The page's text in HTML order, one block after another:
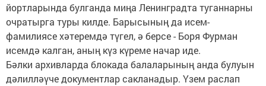
йортларында булганда миңа Ленинградта туганнарны
очратырга туры килде. Барысының да исем-
фамилиясе хәтеремдә түгел, ә берсе - Боря Фурман
исемдә калган, аның күз күреме начар иде.
Бәлки архивларда блокада балаларының анда булуын
дәлилләүче документлар сакланадыр. Үзем раслап